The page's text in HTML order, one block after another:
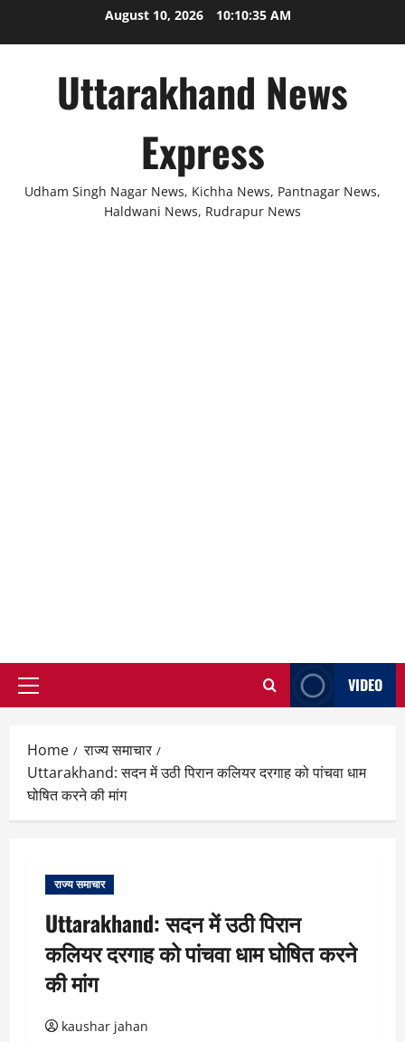
August 10, 2026 10:10:35 AM
Uttarakhand News
Express
Udham Singh Nagar News, Kichha News, Pantnagar News,
Haldwani News, Rudrapur News
Primary
VIDEO
Home
राज्य समाचार
Uttarakhand: सदन में उठी पिरान कलियर दरगाह को पांचवा धाम
घोषित करने की मांग
राज्य समाचार
Uttarakhand: सदन में उठी पिरान
कलियर दरगाह को पांचवा धाम घोषित करने
की मांग
kaushar jahan